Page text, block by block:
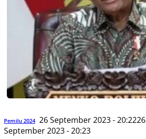
Pemilu 2024 26 September 2023 - 20:2226
September 2023 - 20:23